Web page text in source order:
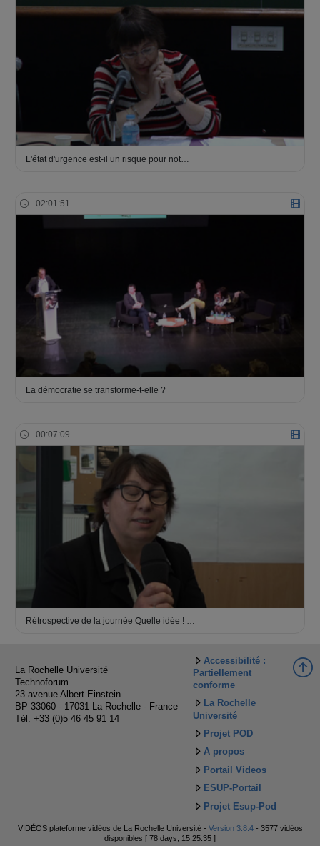
L'état d'urgence est-il un risque pour not…
02:01:51
La démocratie se transforme-t-elle ?
00:07:09
Rétrospective de la journée Quelle idée ! …
La Rochelle Université
Technoforum
23 avenue Albert Einstein
BP 33060 - 17031 La Rochelle - France
Tél. +33 (0)5 46 45 91 14
Accessibilité :
Partiellement
conforme
La Rochelle
Université
Projet POD
A propos
Portail Videos
ESUP-Portail
Projet Esup-Pod
VIDÉOS plateforme vidéos de La Rochelle Université - Version 3.8.4- 3577 vidéos
disponibles [ 78 days, 15:25:35 ]